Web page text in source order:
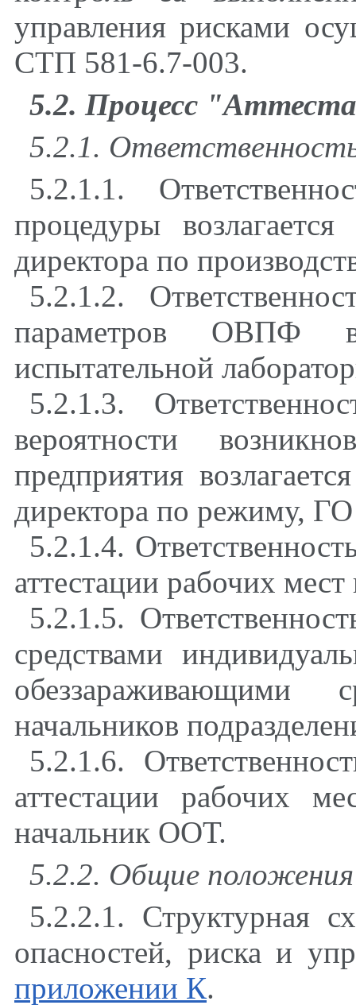
управления рисками
СТП 581-6.7-003.
5.2. Процесс
5.2.1.
5.2.1.1.
процедуры возлагается
директора по
5.2.1.2.
параметров ОВПФ
испытательной
5.2.1.3.
вероятности
предприятия
директора по режиму,
5.2.1.4.
аттестации рабочих
5.2.1.5.
средствами
обеззараживающими
начальников
5.2.1.6.
аттестации рабочих
начальник ООТ.
5.2.2. Общие положения
5.2.2.1. Структурная
опасностей, риска и
приложении К.